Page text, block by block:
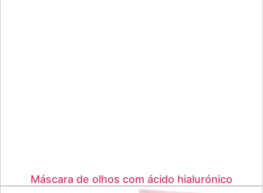
Máscara de olhos com ácido hialurónico